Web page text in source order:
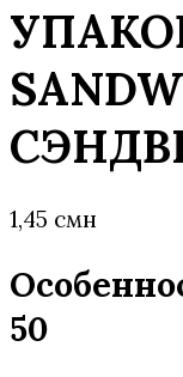
1,45 смн
50